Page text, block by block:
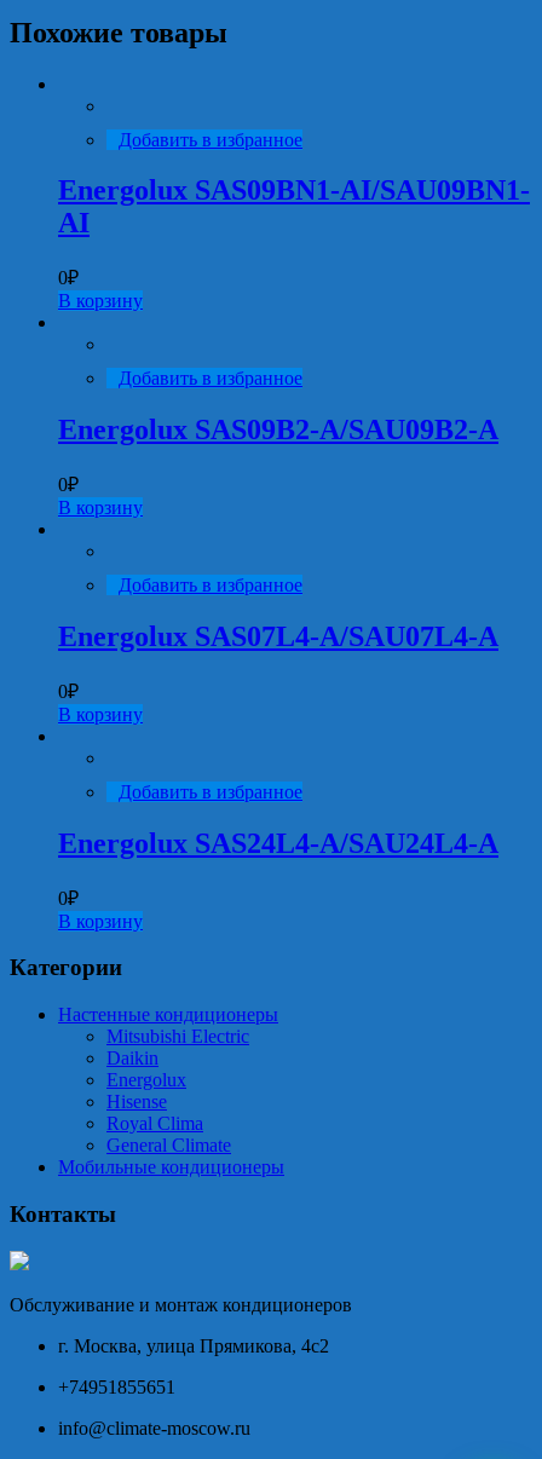
Похожие товары
Добавить в избранное
Energolux SAS09BN1-AI/SAU09BN1-
AI
0₽
В корзину
Добавить в избранное
Energolux SAS09B2-A/SAU09B2-A
0₽
В корзину
Добавить в избранное
Energolux SAS07L4-A/SAU07L4-A
0₽
В корзину
Добавить в избранное
Energolux SAS24L4-A/SAU24L4-A
0₽
В корзину
Категории
Настенные кондиционеры
Mitsubishi Electric
Daikin
Energolux
Hisense
Royal Clima
General Climate
Мобильные кондиционеры
Контакты
Обслуживание и монтаж кондиционеров
г. Москва, улица Прямикова, 4с2
+74951855651
info@climate-moscow.ru